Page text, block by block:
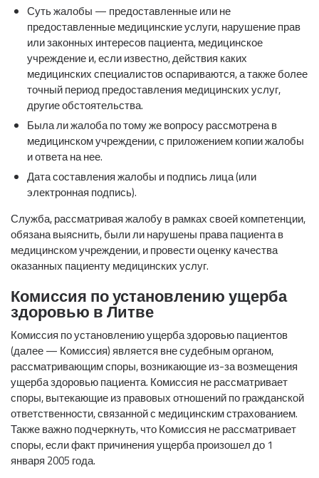
Суть жалобы — предоставленные или не
предоставленные медицинские услуги, нарушение прав
или законных интересов пациента, медицинское
учреждение и, если известно, действия каких
медицинских специалистов оспариваются, а также более
точный период предоставления медицинских услуг,
другие обстоятельства.
Была ли жалоба по тому же вопросу рассмотрена в
медицинском учреждении, с приложением копии жалобы
и ответа на нее.
Дата составления жалобы и подпись лица (или
электронная подпись).
Служба, рассматривая жалобу в рамках своей компетенции,
обязана выяснить, были ли нарушены права пациента в
медицинском учреждении, и провести оценку качества
оказанных пациенту медицинских услуг.
Комиссия по установлению ущерба
здоровью в Литве
Комиссия по установлению ущерба здоровью пациентов
(далее — Комиссия) является вне судебным органом,
рассматривающим споры, возникающие из-за возмещения
ущерба здоровью пациента. Комиссия не рассматривает
споры, вытекающие из правовых отношений по гражданской
ответственности, связанной с медицинским страхованием.
Также важно подчеркнуть, что Комиссия не рассматривает
споры, если факт причинения ущерба произошел до 1
января 2005 года.